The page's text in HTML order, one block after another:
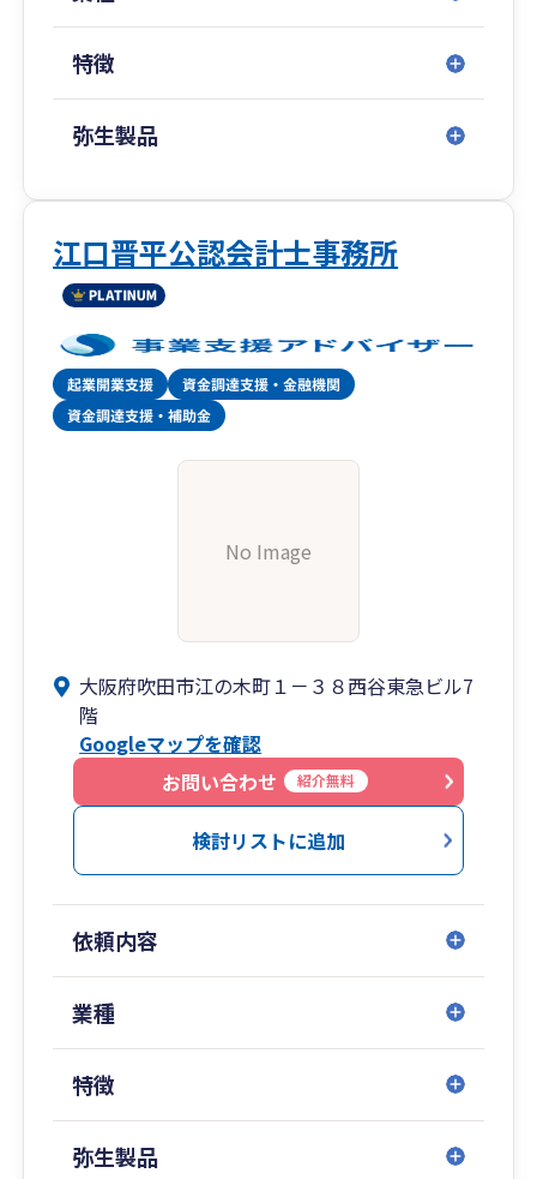
特徴
弥生製品
江口晋平公認会計士事務所
No Image
大阪府吹田市江の木町１－３８西谷東急ビル7
階
Googleマップを確認
お問い合わせ
紹介無料
検討リストに追加
依頼内容
業種
特徴
弥生製品